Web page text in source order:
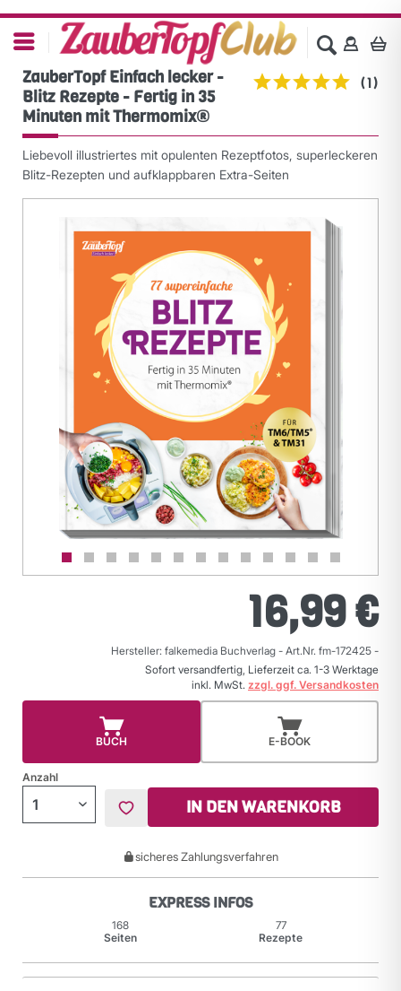
ZauberTopf Einfach lecker -
Blitz Rezepte - Fertig in 35
Minuten mit Thermomix®
(1)
Liebevoll illustriertes mit opulenten Rezeptfotos, superleckeren
Blitz-Rezepten und aufklappbaren Extra-Seiten
16,99 €
Hersteller: falkemedia Buchverlag - Art.Nr. fm-172425 -
Sofort versandfertig, Lieferzeit ca. 1-3 Werktage
inkl. MwSt. zzgl. ggf. Versandkosten
BUCH E-BOOK
Anzahl
IN DEN WARENKORB
sicheres Zahlungsverfahren
EXPRESS INFOS
168
Seiten
77
Rezepte